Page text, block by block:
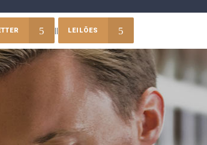
|| LEILÕES